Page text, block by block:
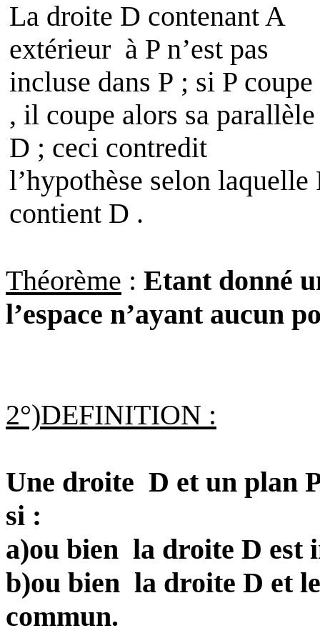
La droite D contenant A
extérieur à P n’est pas
incluse dans P ; si P coupe
, il coupe alors sa parallèle
D ; ceci contredit
l’hypothèse selon laquelle
contient D .
Théorème : Etant donné
l’espace n’ayant aucun
2°)DEFINITION :
Une droite D et un plan
si :
a)ou bien la droite D est
b)ou bien la droite D et
commun.